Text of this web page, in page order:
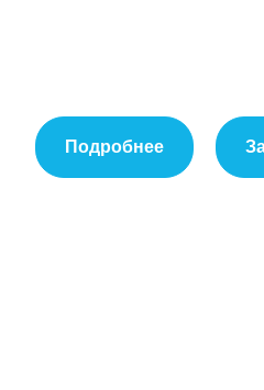
Подробнее